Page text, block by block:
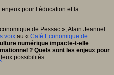
de Pessac », Alain Jeannel :
voix au « Café Economique de
numérique impacte-t-elle
? Quels sont les enjeux pour
possibilités.